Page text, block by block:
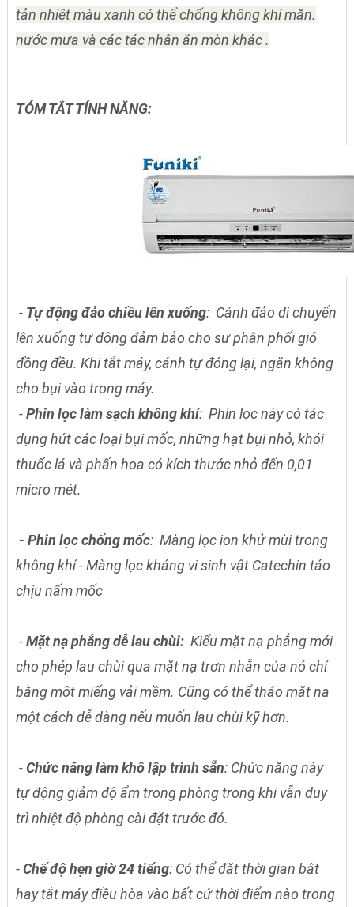
tản nhiệt màu xanh có thể chống không khí mặn.
nước mưa và các tác nhân ăn mòn khác .
TÓM TẮT TÍNH NĂNG:
-Tự động đảo chiều lên xuống: Cánh đảo di chuyển
lên xuống tự động đảm bảo cho sự phân phối gió
đồng đều. Khi tắt máy, cánh tự đóng lại, ngăn không
cho bụi vào trong máy.
-Phin lọc làm sạch không khí: Phin lọc này có tác
dụng hút các loại bụi mốc, những hạt bụi nhỏ, khói
thuốc lá và phấn hoa có kích thước nhỏ đến 0,01
micro mét.
- Phin lọc chống mốc: Màng lọc ion khử mùi trong
không khí - Màng lọc kháng vi sinh vật Catechin táo
chịu nấm mốc
-Mặt nạ phẳng dễ lau chùi: Kiểu mặt nạ phẳng mới
cho phép lau chùi qua mặt nạ trơn nhẵn của nó chỉ
bằng một miếng vải mềm. Cũng có thể tháo mặt nạ
một cách dễ dàng nếu muốn lau chùi kỹ hơn.
-Chức năng làm khô lập trình sẵn: Chức năng này
tự động giảm độ ẩm trong phòng trong khi vẫn duy
trì nhiệt độ phòng cài đặt trước đó.
-Chế độ hẹn giờ 24 tiếng: Có thể đặt thời gian bật
hay tắt máy điều hòa vào bất cứ thời điểm nào trong